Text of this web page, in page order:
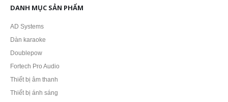
DANH MỤC SẢN PHẨM
AD Systems
Dàn karaoke
Doublepow
Fortech Pro Audio
Thiết bị âm thanh
Thiết bị ánh sáng